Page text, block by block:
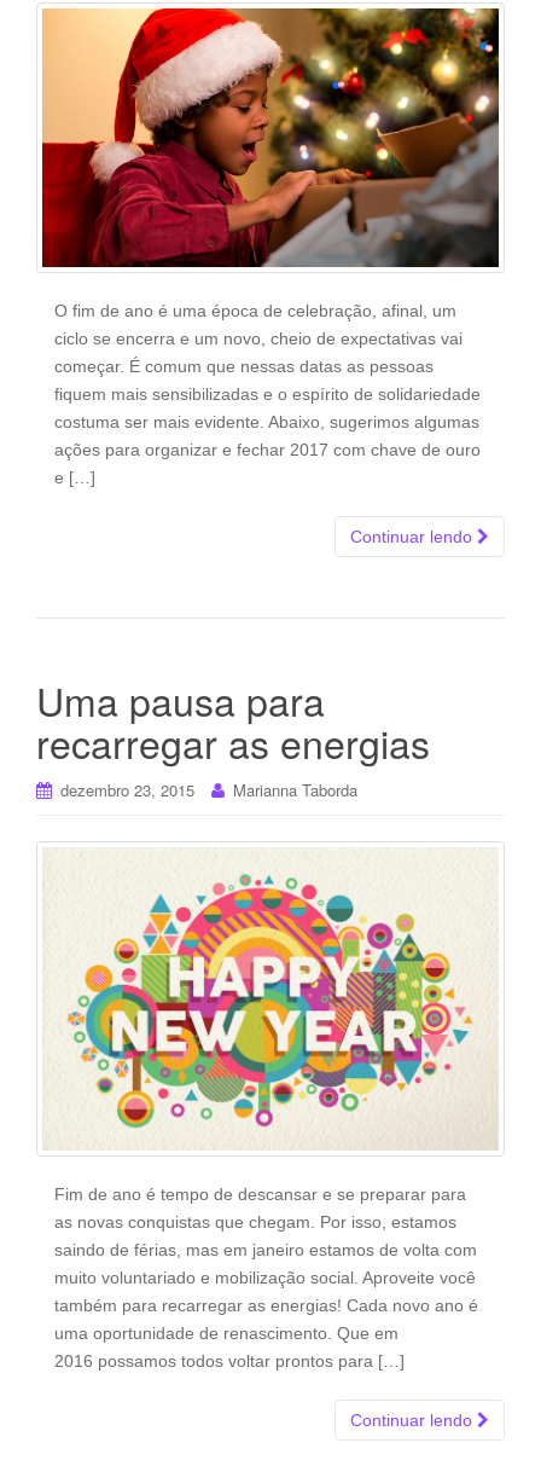
O fim de ano é uma época de celebração, afinal, um
ciclo se encerra e um novo, cheio de expectativas vai
começar. É comum que nessas datas as pessoas
fiquem mais sensibilizadas e o espírito de solidariedade
costuma ser mais evidente. Abaixo, sugerimos algumas
ações para organizar e fechar 2017 com chave de ouro
e […]
Continuar lendo
Uma pausa para
recarregar as energias
dezembro 23, 2015 Marianna Taborda
Fim de ano é tempo de descansar e se preparar para
as novas conquistas que chegam. Por isso, estamos
saindo de férias, mas em janeiro estamos de volta com
muito voluntariado e mobilização social. Aproveite você
também para recarregar as energias! Cada novo ano é
uma oportunidade de renascimento. Que em
2016 possamos todos voltar prontos para […]
Continuar lendo